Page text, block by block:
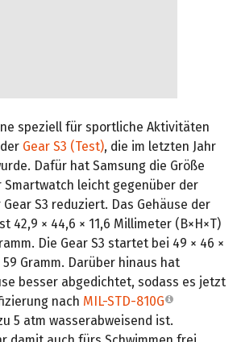
speziell für sportliche Aktivitäten
Gear S3 (Test), die im letzten Jahr
Dafür hat Samsung die Größe
Smartwatch leicht gegenüber der
S3 reduziert. Das Gehäuse der
42,9 × 44,6 × 11,6 Millimeter (B×H×T)
Die Gear S3 startet bei 49 × 46 ×
Gramm. Darüber hinaus hat
besser abgedichtet, sodass es jetzt
nach MIL-STD-810G
5 atm wasserabweisend ist.